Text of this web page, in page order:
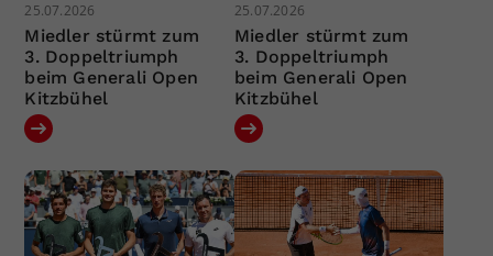
25.07.2026
Miedler stürmt zum
3. Doppeltriumph
beim Generali Open
Kitzbühel
25.07.2026
Miedler stürmt zum
3. Doppeltriumph
beim Generali Open
Kitzbühel